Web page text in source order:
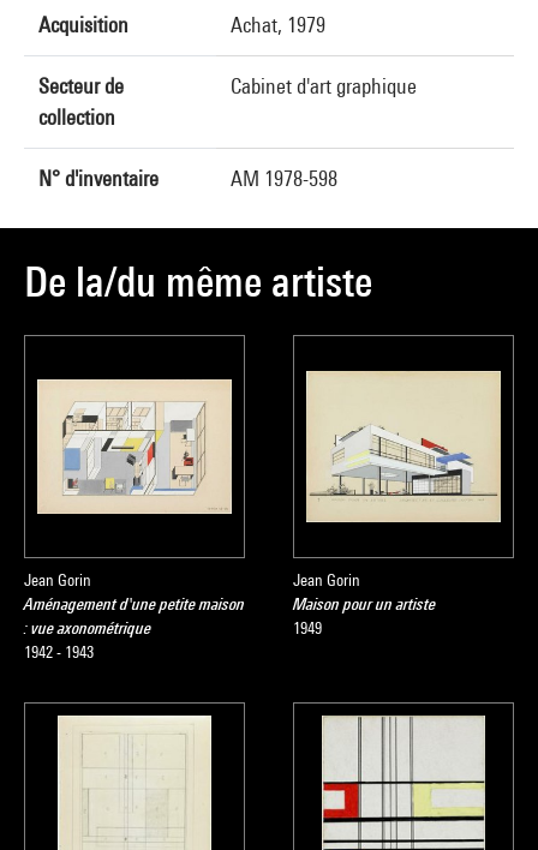
Acquisition Achat, 1979
Secteur de
collection
Cabinet d'art graphique
N° d'inventaire AM 1978-598
De la/du même artiste
Jean Gorin
Aménagement d'une petite maison
: vue axonométrique
1942 - 1943
Jean Gorin
Maison pour un artiste
1949